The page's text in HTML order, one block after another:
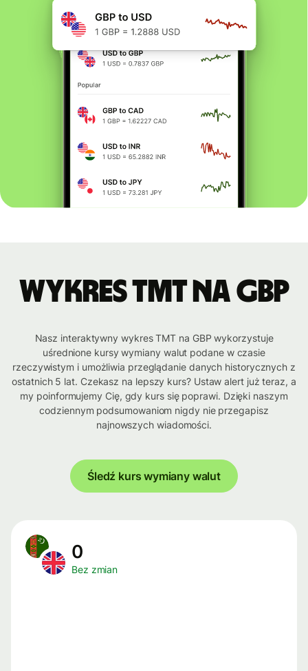
Wykres TMT na GBP
Nasz interaktywny wykres TMT na GBP wykorzystuje
uśrednione kursy wymiany walut podane w czasie
rzeczywistym i umożliwia przeglądanie danych historycznych z
ostatnich 5 lat. Czekasz na lepszy kurs? Ustaw alert już teraz, a
my poinformujemy Cię, gdy kurs się poprawi. Dzięki naszym
codziennym podsumowaniom nigdy nie przegapisz
najnowszych wiadomości.
Śledź kurs wymiany walut
0
Bez zmian